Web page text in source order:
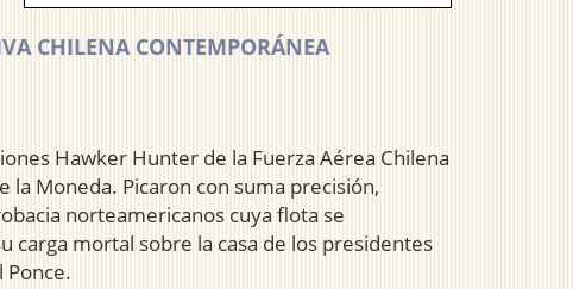
CHILENA CONTEMPORÁNEA
Hawker Hunter de la Fuerza Aérea Chilena
la Moneda. Picaron con suma precisión,
norteamericanos cuya flota se
carga mortal sobre la casa de los presidentes
Ponce.